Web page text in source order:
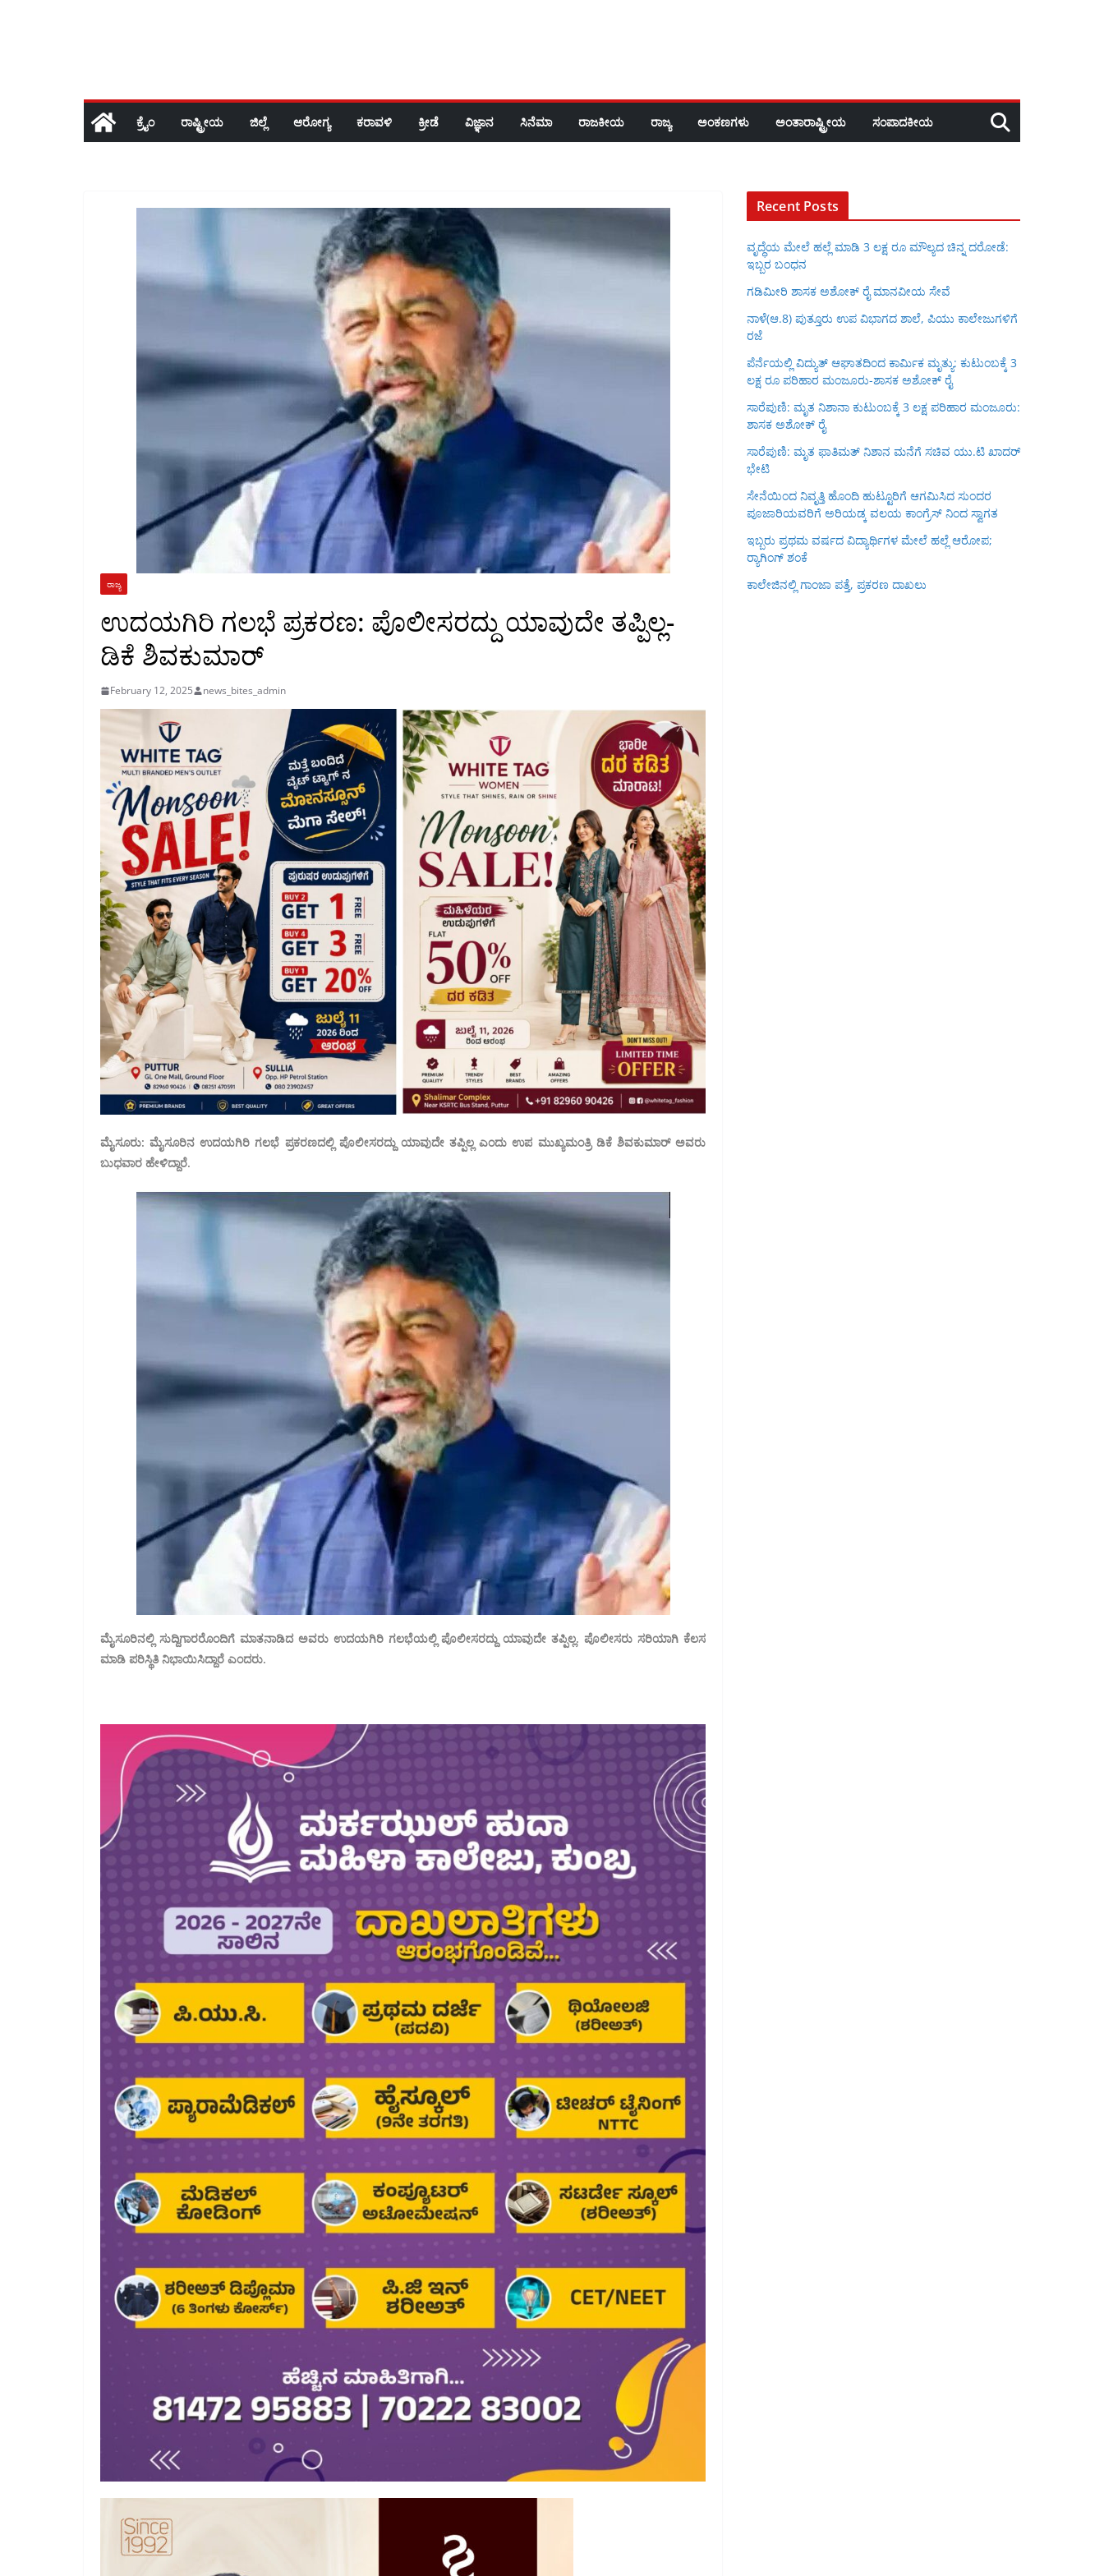
ಕ್ರೈಂ ರಾಷ್ಟ್ರೀಯ ಜಿಲ್ಲೆ ಆರೋಗ್ಯ ಕರಾವಳಿ ಕ್ರೀಡೆ ವಿಜ್ಞಾನ ಸಿನೆಮಾ ರಾಜಕೀಯ ರಾಜ್ಯ ಅಂಕಣಗಳು ಅಂತಾರಾಷ್ಟ್ರೀಯ ಸಂಪಾದಕೀಯ
ರಾಜ್ಯ
ಉದಯಗಿರಿ ಗಲಭೆ ಪ್ರಕರಣ: ಪೊಲೀಸರದ್ದು ಯಾವುದೇ ತಪ್ಪಿಲ್ಲ-
ಡಿಕೆ ಶಿವಕುಮಾರ್
February 12, 2025 news_bites_admin
ಮೈಸೂರು: ಮೈಸೂರಿನ ಉದಯಗಿರಿ ಗಲಭೆ ಪ್ರಕರಣದಲ್ಲಿ ಪೊಲೀಸರದ್ದು ಯಾವುದೇ ತಪ್ಪಿಲ್ಲ ಎಂದು ಉಪ ಮುಖ್ಯಮಂತ್ರಿ ಡಿಕೆ ಶಿವಕುಮಾರ್ ಅವರು
ಬುಧವಾರ ಹೇಳಿದ್ದಾರೆ.
ಮೈಸೂರಿನಲ್ಲಿ ಸುದ್ದಿಗಾರರೊಂದಿಗೆ ಮಾತನಾಡಿದ ಅವರು ಉದಯಗಿರಿ ಗಲಭೆಯಲ್ಲಿ ಪೊಲೀಸರದ್ದು ಯಾವುದೇ ತಪ್ಪಿಲ್ಲ. ಪೊಲೀಸರು ಸರಿಯಾಗಿ ಕೆಲಸ
ಮಾಡಿ ಪರಿಸ್ಥಿತಿ ನಿಭಾಯಿಸಿದ್ದಾರೆ ಎಂದರು.
Recent Posts
ವೃದ್ಧೆಯ ಮೇಲೆ ಹಲ್ಲೆ ಮಾಡಿ 3 ಲಕ್ಷ ರೂ ಮೌಲ್ಯದ ಚಿನ್ನ ದರೋಡೆ:
ಇಬ್ಬರ ಬಂಧನ
ಗಡಿಮೀರಿ ಶಾಸಕ ಅಶೋಕ್ ರೈ ಮಾನವೀಯ ಸೇವೆ
ನಾಳೆ(ಆ.8) ಪುತ್ತೂರು ಉಪ ವಿಭಾಗದ ಶಾಲೆ, ಪಿಯು ಕಾಲೇಜುಗಳಿಗೆ
ರಜೆ
ಪೆರ್ನೆಯಲ್ಲಿ ವಿದ್ಯುತ್ ಆಘಾತದಿಂದ ಕಾರ್ಮಿಕ ಮೃತ್ಯು: ಕುಟುಂಬಕ್ಕೆ 3
ಲಕ್ಷ ರೂ ಪರಿಹಾರ ಮಂಜೂರು-ಶಾಸಕ ಅಶೋಕ್ ರೈ
ಸಾರೆಪುಣಿ: ಮೃತ ನಿಶಾನಾ ಕುಟುಂಬಕ್ಕೆ 3 ಲಕ್ಷ ಪರಿಹಾರ ಮಂಜೂರು:
ಶಾಸಕ ಅಶೋಕ್ ರೈ
ಸಾರೆಪುಣಿ: ಮೃತ ಫಾತಿಮತ್ ನಿಶಾನ ಮನೆಗೆ ಸಚಿವ ಯು.ಟಿ ಖಾದರ್
ಭೇಟಿ
ಸೇನೆಯಿಂದ ನಿವೃತ್ತಿ ಹೊಂದಿ ಹುಟ್ಟೂರಿಗೆ ಆಗಮಿಸಿದ ಸುಂದರ
ಪೂಜಾರಿಯವರಿಗೆ ಅರಿಯಡ್ಕ ವಲಯ ಕಾಂಗ್ರೆಸ್ ನಿಂದ ಸ್ವಾಗತ
ಇಬ್ಬರು ಪ್ರಥಮ ವರ್ಷದ ವಿದ್ಯಾರ್ಥಿಗಳ ಮೇಲೆ ಹಲ್ಲೆ ಆರೋಪ;
ರ‍್ಯಾಗಿಂಗ್ ಶಂಕೆ
ಕಾಲೇಜಿನಲ್ಲಿ ಗಾಂಜಾ ಪತ್ತೆ, ಪ್ರಕರಣ ದಾಖಲು